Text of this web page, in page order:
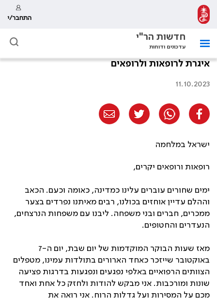
התחבר/י
חדשות הר"י
עדכונים ודוחות
איגרת לרופאות ולרופאים
ישראל במלחמה
11.10.2023
רופאות ורופאים יקרים,
ימים שחורים עוברים עלינו כמדינה, כאומה וכעם. הכאב
וההלם עדיין אוחזים בכולנו, רבים מאיתנו נפרדים בצער
ממכרים, חברים ובני משפחה. ליבנו עם משפחות הנרצחים,
הנעדרים והחטופים.
מאז שעות הבוקר המוקדמות של יום שבת, יום ה-7
באוקטובר שייזכר כאחד הארורים בתולדות עמינו, מטפלים
הצוותים הרפואיים באלפי נפגעים ונפגעות בדרגות פציעה
שונות ומורכבות. אני מבקש להודות ולחזק כל אחת ואחד
מכם על המסירות ועל גדלות הרוח. אני רואה את